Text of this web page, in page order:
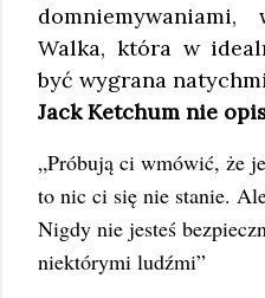
domniemywaniami,
Walka, która w
być wygrana
Jack Ketchum nie
„Próbują ci wmówić, że
to nic ci się nie stanie.
Nigdy nie jesteś
niektórymi ludźmi”